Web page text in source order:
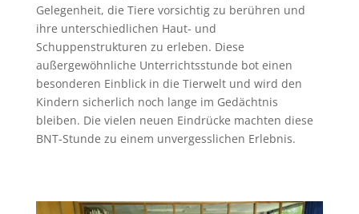
Gelegenheit, die Tiere vorsichtig zu berühren und
ihre unterschiedlichen Haut- und
Schuppenstrukturen zu erleben. Diese
außergewöhnliche Unterrichtsstunde bot einen
besonderen Einblick in die Tierwelt und wird den
Kindern sicherlich noch lange im Gedächtnis
bleiben. Die vielen neuen Eindrücke machten diese
BNT-Stunde zu einem unvergesslichen Erlebnis.